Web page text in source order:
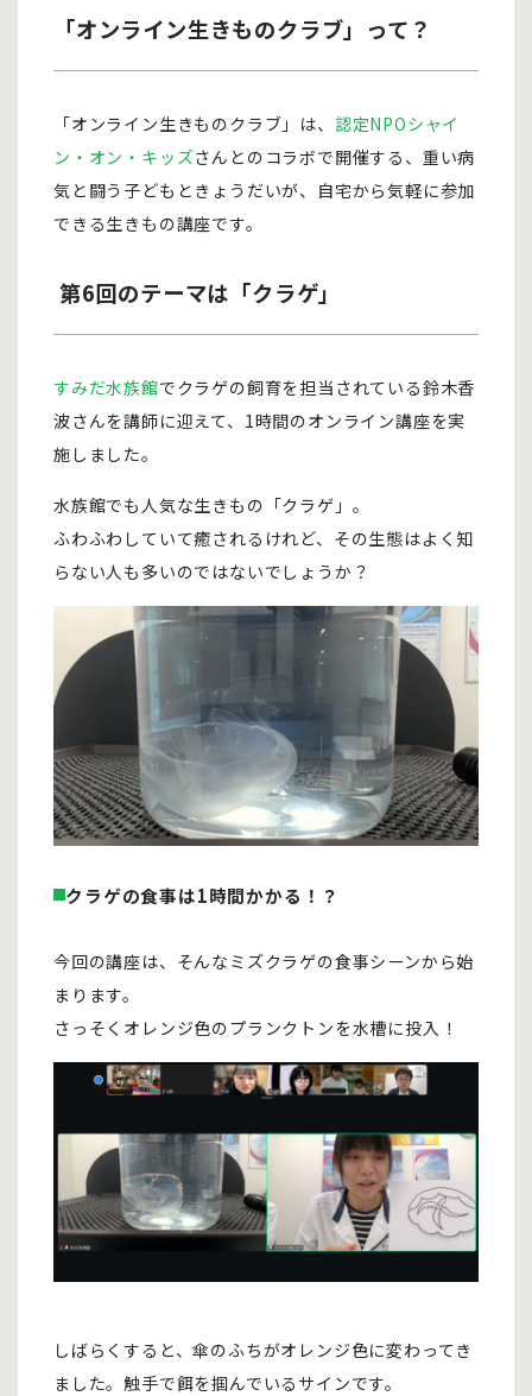
「オンライン生きものクラブ」って？
「オンライン生きものクラブ」は、 認定NPOシャイ
ン・オン・キッズさんとのコラボで開催する、重い病
気と闘う子どもときょうだいが、自宅から気軽に参加
できる生きもの講座です。
第6回のテーマは「クラゲ」
すみだ水族館でクラゲの飼育を担当されている鈴木香
波さんを講師に迎えて、1時間のオンライン講座を実
施しました。
水族館でも人気な生きもの「クラゲ」。
ふわふわしていて癒されるけれど、その生態はよく知
らない人も多いのではないでしょうか？
クラゲの食事は1時間かかる！？
今回の講座は、そんなミズクラゲの食事シーンから始
まります。
さっそくオレンジ色のプランクトンを水槽に投入！
しばらくすると、傘のふちがオレンジ色に変わってき
ました。触手で餌を掴んでいるサインです。